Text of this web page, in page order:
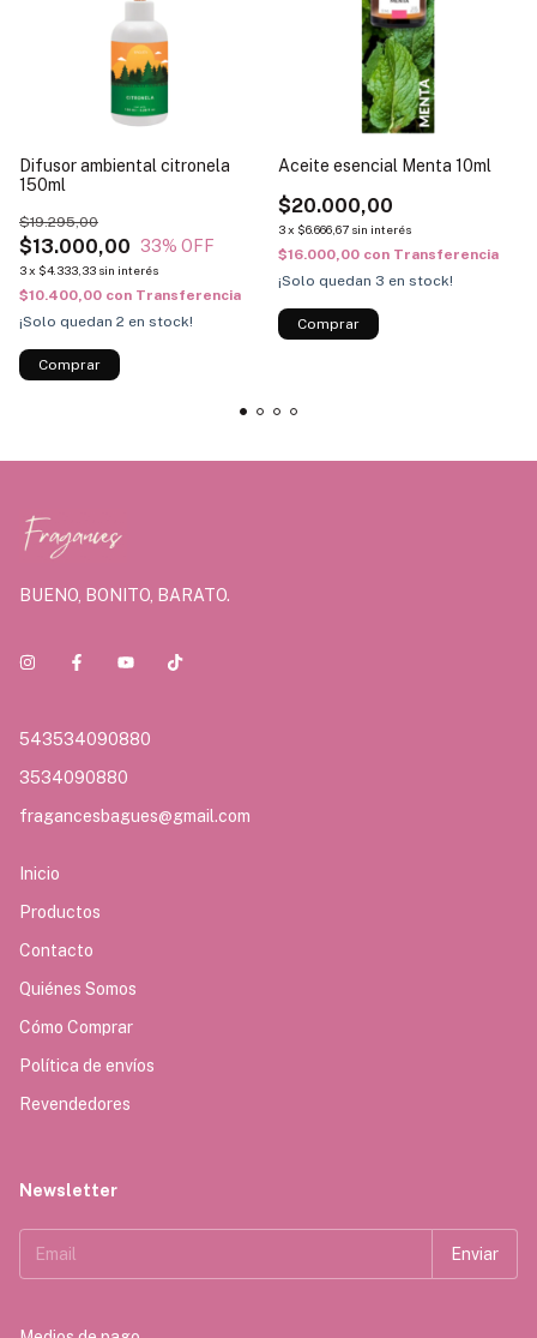
Difusor ambiental citronela
150ml
$13.000,00
$19.295,00
33% OFF
3x $4.333,33 sin interés
$10.400,00 con Transferencia
¡Solo quedan 2 en stock!
Aceite esencial Menta 10ml
$20.000,00
3x $6.666,67 sin interés
$16.000,00 con Transferencia
¡Solo quedan 3 en stock!
BUENO, BONITO, BARATO.
543534090880
3534090880
fragancesbagues@gmail.com
Inicio
Productos
Contacto
Quiénes Somos
Cómo Comprar
Política de envíos
Revendedores
Newsletter